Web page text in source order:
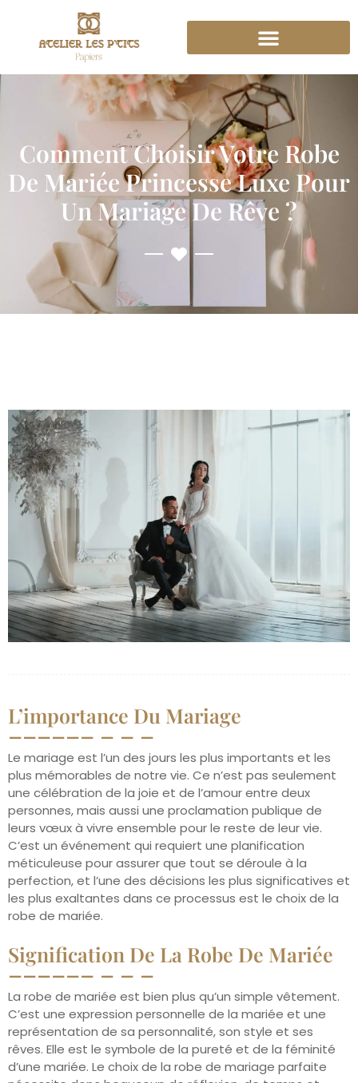
Comment Choisir Votre Robe
De Mariée Princesse Luxe Pour
Un Mariage De Rêve ?
L’importance Du Mariage
Le mariage est l’un des jours les plus importants et les
plus mémorables de notre vie. Ce n’est pas seulement
une célébration de la joie et de l’amour entre deux
personnes, mais aussi une proclamation publique de
leurs vœux à vivre ensemble pour le reste de leur vie.
C’est un événement qui requiert une planification
méticuleuse pour assurer que tout se déroule à la
perfection, et l’une des décisions les plus significatives et
les plus exaltantes dans ce processus est le choix de la
robe de mariée.
Signification De La Robe De Mariée
La robe de mariée est bien plus qu’un simple vêtement.
C’est une expression personnelle de la mariée et une
représentation de sa personnalité, son style et ses
rêves. Elle est le symbole de la pureté et de la féminité
d’une mariée. Le choix de la robe de mariage parfaite